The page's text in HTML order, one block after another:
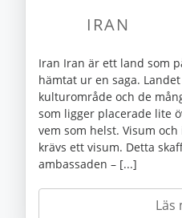
IRAN
Iran Iran är ett land som
hämtat ur en saga.
kulturområde och de
som ligger placerade lite
vem som helst. Visum
krävs ett visum. Detta
ambassaden – [...]
Läs